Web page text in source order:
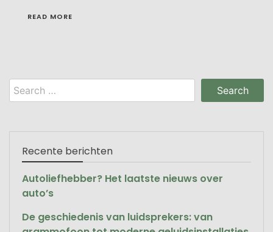
READ MORE
Search
for:
Recente berichten
Autoliefhebber? Het laatste nieuws over
auto’s
De geschiedenis van luidsprekers: van